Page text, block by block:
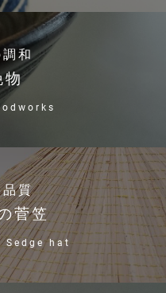
調和
物
品質
菅笠
Sedge hat